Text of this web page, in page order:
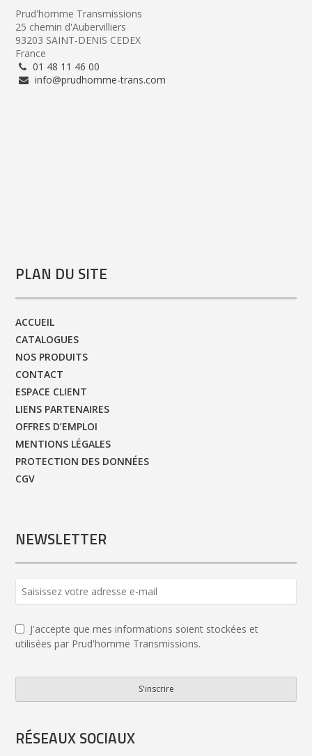
Prud'homme Transmissions
25 chemin d'Aubervilliers
93203 SAINT-DENIS CEDEX
France
01 48 11 46 00
info@prudhomme-trans.com
PLAN DU SITE
ACCUEIL
CATALOGUES
NOS PRODUITS
CONTACT
ESPACE CLIENT
LIENS PARTENAIRES
OFFRES D’EMPLOI
MENTIONS LÉGALES
PROTECTION DES DONNÉES
CGV
NEWSLETTER
Website *
J'accepte que mes informations soient stockées et
utilisées par Prud'homme Transmissions.
S'inscrire
RÉSEAUX SOCIAUX